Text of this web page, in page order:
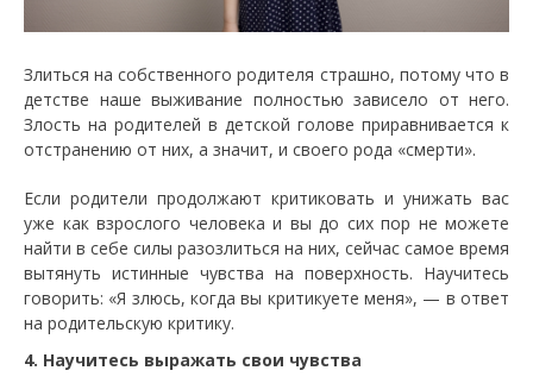
Злиться на собственного родителя страшно, потому что в
детстве наше выживание полностью зависело от него.
Злость на родителей в детской голове приравнивается к
отстранению от них, а значит, и своего рода «смерти».
Если родители продолжают критиковать и унижать вас
уже как взрослого человека и вы до сих пор не можете
найти в себе силы разозлиться на них, сейчас самое время
вытянуть истинные чувства на поверхность. Научитесь
говорить: «Я злюсь, когда вы критикуете меня», — в ответ
на родительскую критику.
4. Научитесь выражать свои чувства